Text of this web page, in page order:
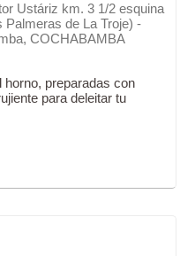
Ustáriz km. 3 1/2 esquina
Palmeras de La Troje) -
COCHABAMBA
preparadas con
para deleitar tu